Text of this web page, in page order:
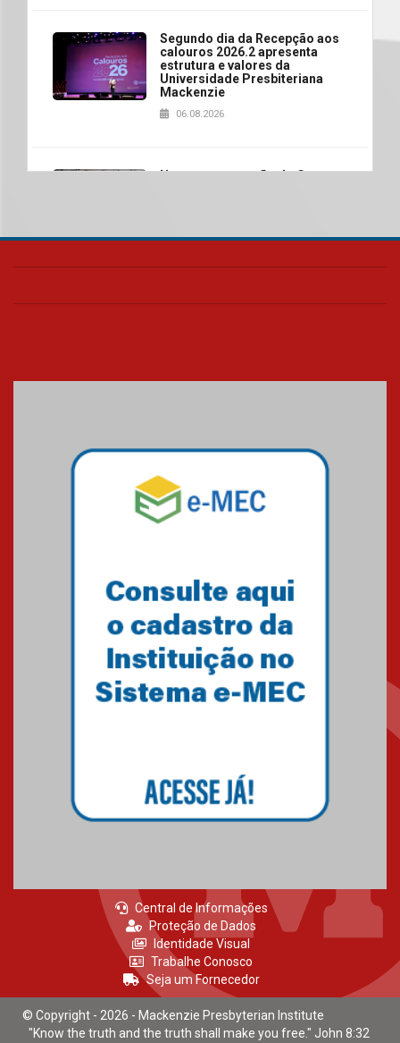
Segundo dia da Recepção aos
calouros 2026.2 apresenta
estrutura e valores da
Universidade Presbiteriana
Mackenzie
06.08.2026
Nova apresentação do Centro
realizará nova edição da Feira
04.08.2026
Mackenzie recepciona os
calouros do segundo semestre
Como o Colégio Mackenzie
Brasília prepara seus
estudantes para o PAS antes
mesmo do Ensino Médio
04.08.2026
Central de Informações
Proteção de Dados
Identidade Visual
Trabalhe Conosco
Seja um Fornecedor
© Copyright - 2026 - Mackenzie Presbyterian Institute
"Know the truth and the truth shall make you free." John 8:32